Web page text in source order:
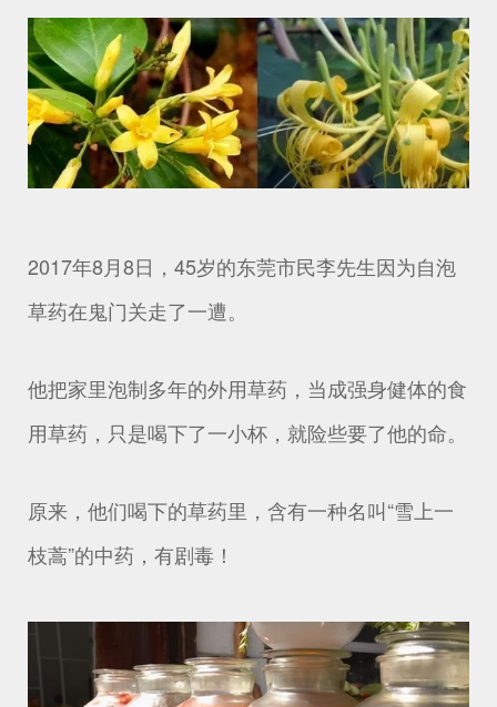
2017年8月8日，45岁的东莞市民李先生因为自泡
草药在鬼门关走了一遭。
他把家里泡制多年的外用草药，当成强身健体的食
用草药，只是喝下了一小杯，就险些要了他的命。
原来，他们喝下的草药里，含有一种名叫“雪上一
枝蒿”的中药，有剧毒！